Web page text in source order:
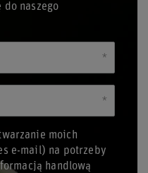
do naszego
moich
e-mail) na potrzeby
handlową